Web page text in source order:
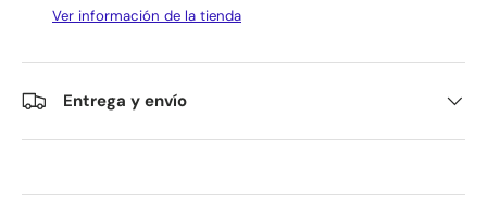
Ver información de la tienda
Entrega y envío